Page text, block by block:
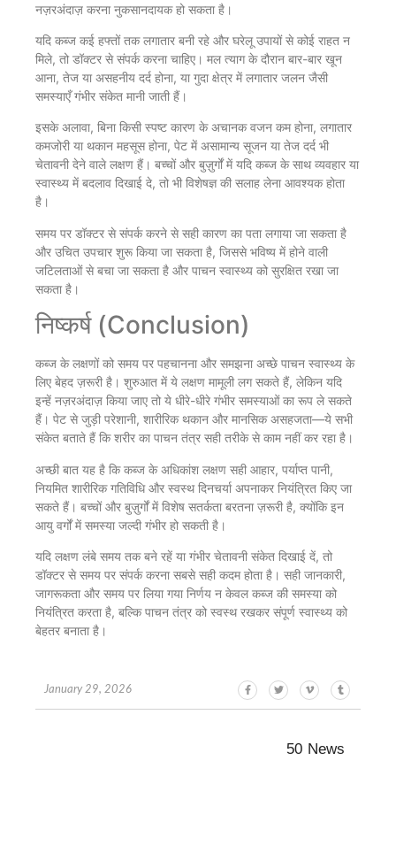
नज़रअंदाज़ करना नुकसानदायक हो सकता है।
यदि कब्ज कई हफ्तों तक लगातार बनी रहे और घरेलू उपायों से कोई राहत न
मिले, तो डॉक्टर से संपर्क करना चाहिए। मल त्याग के दौरान बार-बार खून
आना, तेज या असहनीय दर्द होना, या गुदा क्षेत्र में लगातार जलन जैसी
समस्याएँ गंभीर संकेत मानी जाती हैं।
इसके अलावा, बिना किसी स्पष्ट कारण के अचानक वजन कम होना, लगातार
कमजोरी या थकान महसूस होना, पेट में असामान्य सूजन या तेज दर्द भी
चेतावनी देने वाले लक्षण हैं। बच्चों और बुज़ुर्गों में यदि कब्ज के साथ व्यवहार या
स्वास्थ्य में बदलाव दिखाई दे, तो भी विशेषज्ञ की सलाह लेना आवश्यक होता
है।
समय पर डॉक्टर से संपर्क करने से सही कारण का पता लगाया जा सकता है
और उचित उपचार शुरू किया जा सकता है, जिससे भविष्य में होने वाली
जटिलताओं से बचा जा सकता है और पाचन स्वास्थ्य को सुरक्षित रखा जा
सकता है।
निष्कर्ष (Conclusion)
कब्ज के लक्षणों को समय पर पहचानना और समझना अच्छे पाचन स्वास्थ्य के
लिए बेहद ज़रूरी है। शुरुआत में ये लक्षण मामूली लग सकते हैं, लेकिन यदि
इन्हें नज़रअंदाज़ किया जाए तो ये धीरे-धीरे गंभीर समस्याओं का रूप ले सकते
हैं। पेट से जुड़ी परेशानी, शारीरिक थकान और मानसिक असहजता—ये सभी
संकेत बताते हैं कि शरीर का पाचन तंत्र सही तरीके से काम नहीं कर रहा है।
अच्छी बात यह है कि कब्ज के अधिकांश लक्षण सही आहार, पर्याप्त पानी,
नियमित शारीरिक गतिविधि और स्वस्थ दिनचर्या अपनाकर नियंत्रित किए जा
सकते हैं। बच्चों और बुज़ुर्गों में विशेष सतर्कता बरतना ज़रूरी है, क्योंकि इन
आयु वर्गों में समस्या जल्दी गंभीर हो सकती है।
यदि लक्षण लंबे समय तक बने रहें या गंभीर चेतावनी संकेत दिखाई दें, तो
डॉक्टर से समय पर संपर्क करना सबसे सही कदम होता है। सही जानकारी,
जागरूकता और समय पर लिया गया निर्णय न केवल कब्ज की समस्या को
नियंत्रित करता है, बल्कि पाचन तंत्र को स्वस्थ रखकर संपूर्ण स्वास्थ्य को
बेहतर बनाता है।
January 29, 2026
50 News